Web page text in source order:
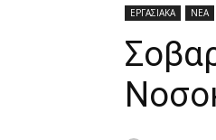
ΕΡΓΑΣΙΑΚΑ ΝΕΑ